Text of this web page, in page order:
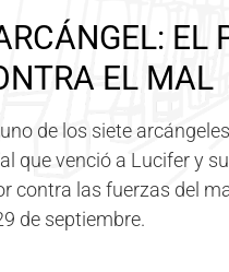
EL
EL MAL
de los siete
que venció a Lucifer y
contra las fuerzas del
de septiembre.